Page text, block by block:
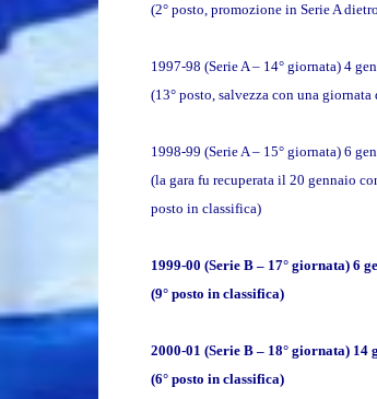
(2° posto, promozione in Serie A
1997-98 (Serie A – 14° giornata) 4
(13° posto, salvezza con una
1998-99 (Serie A – 15° giornata) 6
(la gara fu recuperata il 20 gennaio
posto in classifica)
1999-00 (Serie B – 17° giornata) 6
(9° posto in classifica)
2000-01 (Serie B – 18° giornata) 14
(6° posto in classifica)